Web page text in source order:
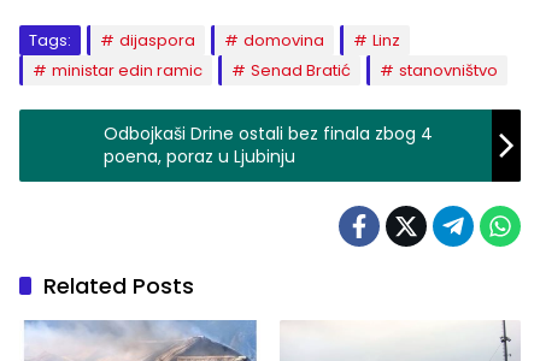
Tags: dijaspora domovina
Linz
ministar edin ramic
Senad Bratić stanovništvo
Odbojkaši Drine ostali bez finala zbog 4
poena, poraz u Ljubinju
Related Posts